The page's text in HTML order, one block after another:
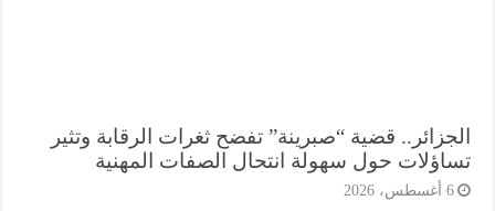
قضية “صبرينة” تفضح ثغرات الرقابة وتثير
حول سهولة انتحال الصفات المهنية